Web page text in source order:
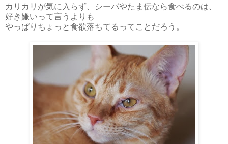
カリカリが気に入らず、シーバやたま伝なら食べるのは、
好き嫌いって言うよりも
やっぱりちょっと食欲落ちてるってことだろう。